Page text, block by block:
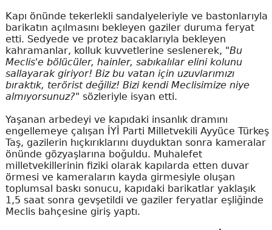
Kapı önünde tekerlekli sandalyeleriyle ve bastonlarıyla
barikatın açılmasını bekleyen gaziler duruma feryat
etti. Sedyede ve protez bacaklarıyla bekleyen
kahramanlar, kolluk kuvvetlerine seslenerek, "Bu
Meclis'e bölücüler, hainler, sabıkalılar elini kolunu
sallayarak giriyor! Biz bu vatan için uzuvlarımızı
bıraktık, terörist değiliz! Bizi kendi Meclisimize niye
almıyorsunuz?" sözleriyle isyan etti.
Yaşanan arbedeyi ve kapıdaki insanlık dramını
engellemeye çalışan İYİ Parti Milletvekili Ayyüce Türkeş
Taş, gazilerin hıçkırıklarını duyduktan sonra kameralar
önünde gözyaşlarına boğuldu. Muhalefet
milletvekillerinin fiziki olarak kapılarda etten duvar
örmesi ve kameraların kayda girmesiyle oluşan
toplumsal baskı sonucu, kapıdaki barikatlar yaklaşık
1,5 saat sonra gevşetildi ve gaziler feryatlar eşliğinde
Meclis bahçesine giriş yaptı.